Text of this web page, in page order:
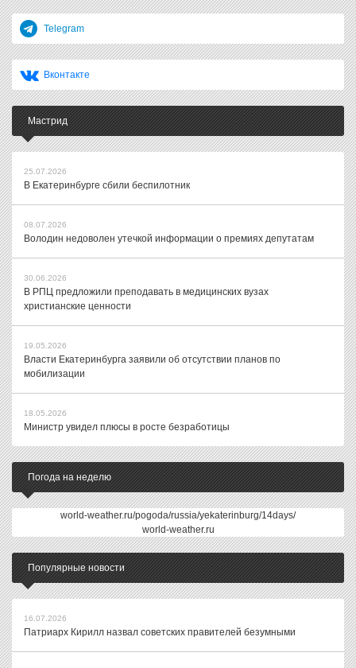
Telegram
Вконтакте
Мастрид
25.07.2026
В Екатеринбурге сбили беспилотник
08.07.2026
Володин недоволен утечкой информации о премиях депутатам
30.06.2026
В РПЦ предложили преподавать в медицинских вузах
христианские ценности
19.05.2026
Власти Екатеринбурга заявили об отсутствии планов по
мобилизации
18.05.2026
Министр увидел плюсы в росте безработицы
Погода на неделю
world-weather.ru/pogoda/russia/yekaterinburg/14days/
world-weather.ru
Популярные новости
16.07.2026
Патриарх Кирилл назвал советских правителей безумными